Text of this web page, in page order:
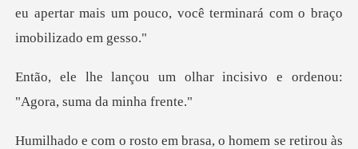
eu apertar mais um pouco, voc
har incisivo e ordenou:
"Ag
rasa, o homem se retirou às